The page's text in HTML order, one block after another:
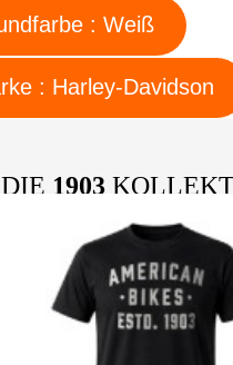
Grundfarbe : Weiß
Marke : Harley-Davidson
DIE 1903